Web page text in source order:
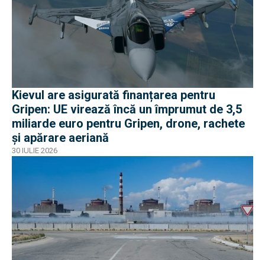
Kievul are asigurată finanțarea pentru
Gripen: UE virează încă un împrumut de 3,5
miliarde euro pentru Gripen, drone, rachete
și apărare aeriană
30 IULIE 2026